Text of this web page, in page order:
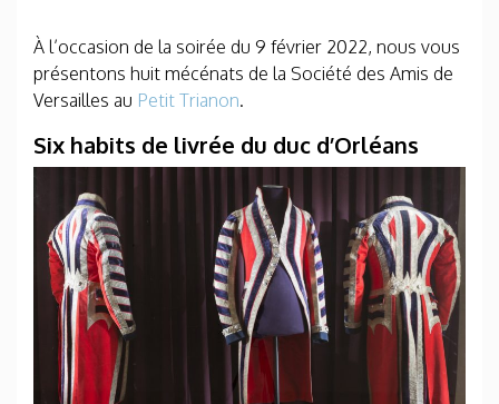
À l’occasion de la soirée du 9 février 2022, nous vous
présentons huit mécénats de la Société des Amis de
Versailles au Petit Trianon.
Six habits de livrée du duc d’Orléans